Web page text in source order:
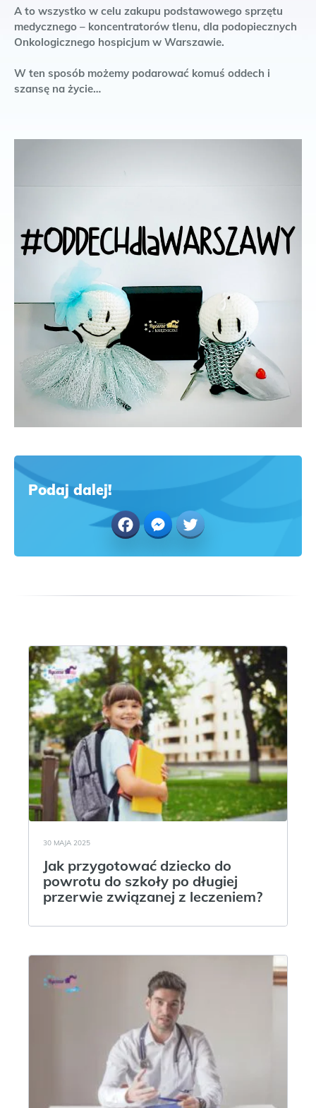
A to wszystko w celu zakupu podstawowego sprzętu
medycznego – koncentratorów tlenu, dla podopiecznych
Onkologicznego hospicjum w Warszawie.
W ten sposób możemy podarować komuś oddech i
szansę na życie…
Podaj dalej!
FacebookMessenger
Twitter
30 MAJA 2025
Jak przygotować dziecko do
powrotu do szkoły po długiej
przerwie związanej z leczeniem?